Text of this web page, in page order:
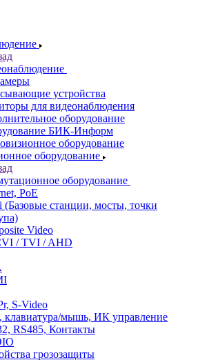
устройства
для видеонаблюдения
оборудование
БИК-Информ
оборудование
оборудование
оборудование
PoE
(Базовые станции, мосты, точки
Video
/ TVI / AHD
S-Video
клавиатура/мышь, ИК управление
RS485, Контакты
грозозащиты